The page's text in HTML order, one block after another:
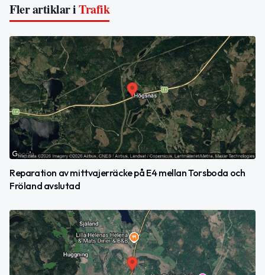
Fler artiklar iTrafik
Reparation av mittvajerräcke på E4 mellan Torsboda och
Fröland avslutad